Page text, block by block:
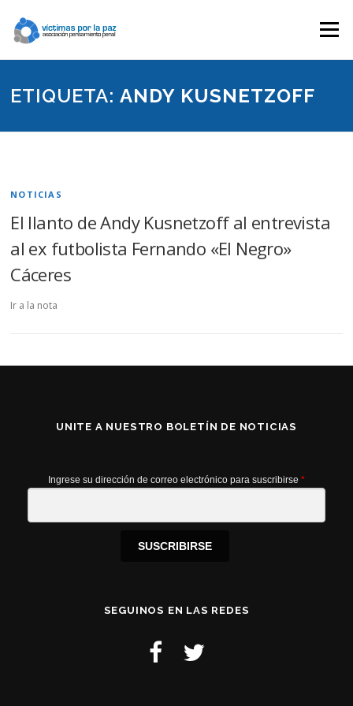
contenido
Menú
ETIQUETA:ANDY KUSNETZOFF
NOTICIAS
El llanto de Andy Kusnetzoff al entrevista
al ex futbolista Fernando «El Negro»
Cáceres
Ir a la nota
UNITE A NUESTRO BOLETÍN DE NOTICIAS
Ingrese su dirección de correo electrónico para suscribirse *
SUSCRIBIRSE
SEGUINOS EN LAS REDES